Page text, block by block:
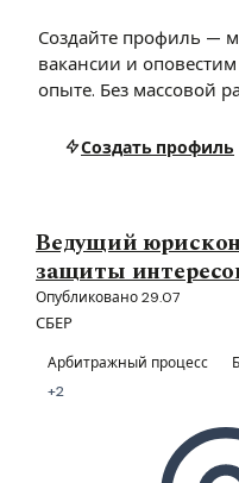
Создайте профиль —
вакансии и
опыте. Без массовой
Создать профиль
Ведущий
защиты
Опубликовано 29.07
СБЕР
Арбитражный процесс
+2